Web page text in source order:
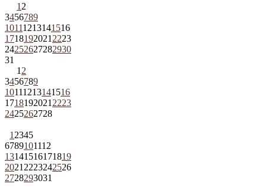
1 2
3456789
10111213141516
1718192021 2223
24252627282930
31
1 2
3456789
10111213141516
1718192021 2223
2425262728
1 2345
6789101112
13141516171819
2021 2223242526
2728293031